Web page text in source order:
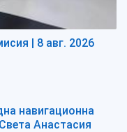
| 8 авг. 2026
навигационна
Анастасия